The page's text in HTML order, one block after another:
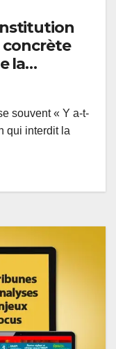
concrète
la
souvent « Y a-t-
qui interdit la